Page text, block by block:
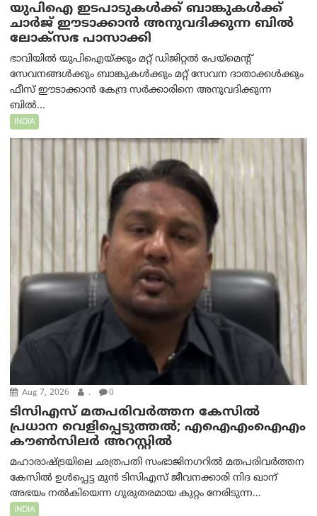
യുപിഐ ഇടപാടുകൾക്ക് ബാങ്കുകൾക്ക്
ചാർജ് ഈടാക്കാൻ അനുവദിക്കുന്ന ബിൽ
ലോക്‌സഭ പാസാക്കി
ഭാവിയിൽ യുപിഐയ്ക്കും മറ്റ് ഡിജിറ്റൽ പേയ്‌മെന്റ്
സേവനങ്ങൾക്കും ബാങ്കുകൾക്കും മറ്റ് സേവന ദാതാക്കൾക്കും
ഫീസ് ഈടാക്കാൻ കേന്ദ്ര സർക്കാരിനെ അനുവദിക്കുന്ന
ബിൽ...
INDIA
Aug 7, 2026 . 0
ടിസിഎസ് മതപരിവർത്തന കേസിൽ
പ്രധാന വെളിപ്പെടുത്തൽ; എഐഎംഐഎം
കൗൺസിലർ അറസ്റ്റിൽ
മഹാരാഷ്ട്രയിലെ ഛത്രപതി സംഭാജിനഗറിൽ മതപരിവർത്തന
കേസിൽ ഉൾപ്പെട്ട മുൻ ടിസിഎസ് ജീവനക്കാരി നിദ ഖാന്
അഭയം നൽകിയെന്ന ഗുരുതരമായ കുറ്റം നേരിടുന്ന...
INDIA